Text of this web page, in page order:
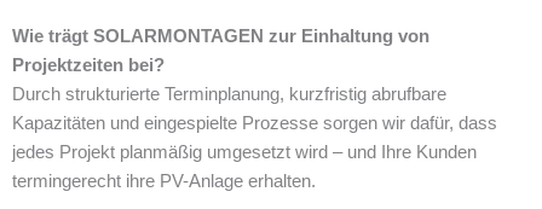
Wie trägt SOLARMONTAGEN zur Einhaltung von
Projektzeiten bei?
Durch strukturierte Terminplanung, kurzfristig abrufbare
Kapazitäten und eingespielte Prozesse sorgen wir dafür, dass
jedes Projekt planmäßig umgesetzt wird – und Ihre Kunden
termingerecht ihre PV-Anlage erhalten.